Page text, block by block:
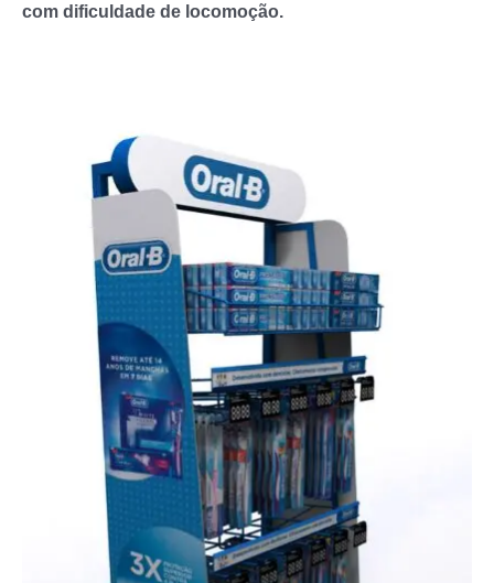
com dificuldade de locomoção.